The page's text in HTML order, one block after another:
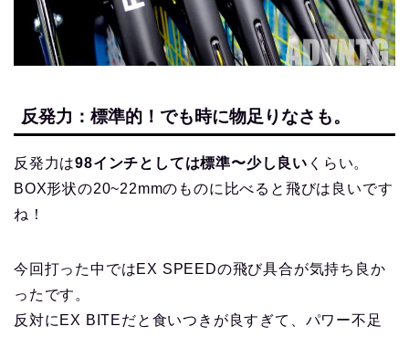
反発力：標準的！でも時に物足りなさも。
反発力は98インチとしては標準〜少し良い くらい。
BOX形状の20~22mmのものに比べると飛びは良いです
ね！
今回打った中ではEX SPEEDの飛び具合が気持ち良か
ったです。
反対にEX BITEだと食いつきが良すぎて、パワー不足